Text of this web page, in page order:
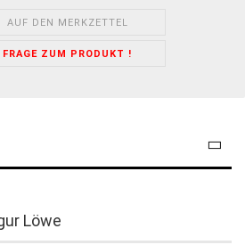
AUF DEN MERKZETTEL
FRAGE ZUM PRODUKT !
Löwe